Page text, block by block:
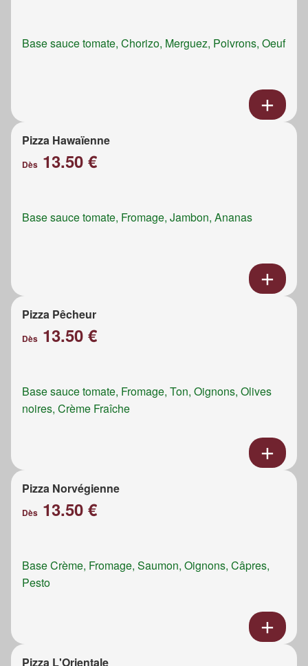
Base sauce tomate, Chorizo, Merguez, Poivrons, Oeuf
Pizza Hawaïenne
Dès 13.50 €
Base sauce tomate, Fromage, Jambon, Ananas
Pizza Pêcheur
Dès 13.50 €
Base sauce tomate, Fromage, Ton, Oignons, Olives
noires, Crème Fraîche
Pizza Norvégienne
Dès 13.50 €
Base Crème, Fromage, Saumon, Oignons, Câpres,
Pesto
Pizza L'Orientale